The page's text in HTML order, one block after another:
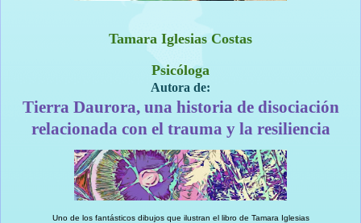
Tamara Iglesias Costas
Psicóloga
Autora de:
Tierra Daurora, una historia de disociación
relacionada con el trauma y la resiliencia
Uno de los fantásticos dibujos que ilustran el libro de Tamara Iglesias